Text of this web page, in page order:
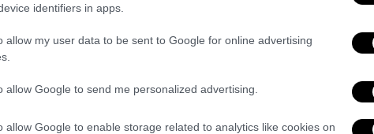
identifiers in apps.
allow my user data to be sent to Google for online advertising
allow Google to send me personalized advertising.
allow Google to enable storage related to analytics like cookies on
ο Snik είχε έναν
στον προσωπικό της λογαριασμό στο
για να ζεις με τον φόβο.